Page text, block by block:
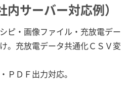
内サーバー対応例）
ピ・画像ファイル・充放電デー
。充放電データ共通化ＣＳＶ変
ＰＤＦ出力対応。